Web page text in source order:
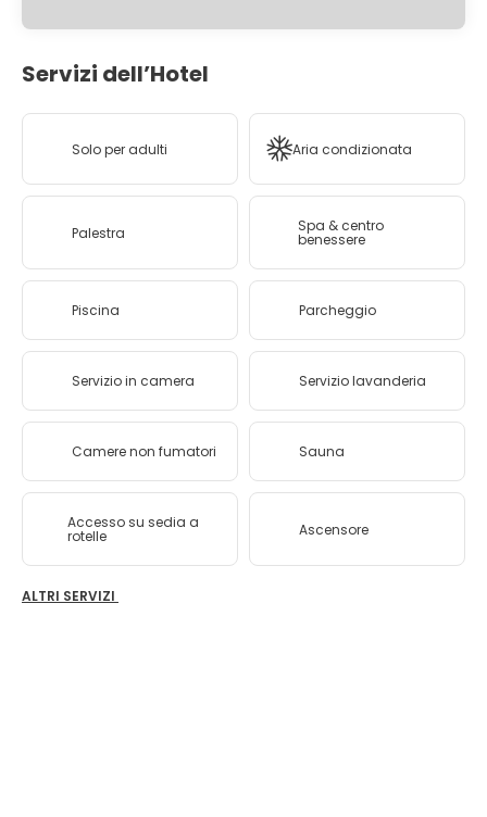
Servizi dell’Hotel
Solo per adulti Aria condizionata
Palestra Spa & centro
benessere
Piscina Parcheggio
Servizio in camera Servizio lavanderia
Camere non fumatori Sauna
Accesso su sedia a
rotelle Ascensore
ALTRI SERVIZI